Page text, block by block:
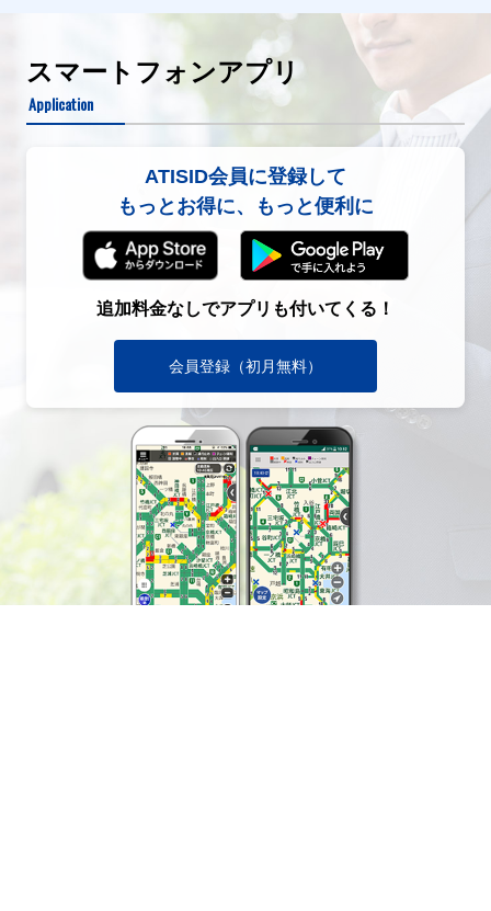
スマートフォンアプリ
Application
ATISID会員に登録して
もっとお得に、もっと便利に
追加料金なしでアプリも付いてくる！
会員登録（初月無料）